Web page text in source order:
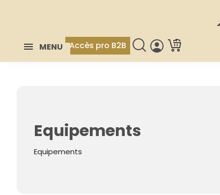
MENU Accès pro B2B
Equipements
Equipements